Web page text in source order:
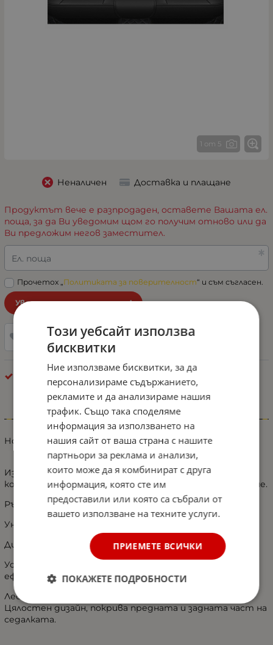
1 от 5
Неналичен Доставка и плащане
Продуктът вече е разпродаден, оставете Вашата ел.
поща, за да Ви уведомим щом го получим отново или да
Ви предложим негов заместител.
Ел. поща
Прочетох „Политиката за поверителност“ и съм съгласен.
Уведоми ме при наличност!
Добави в любими
Информация
Нова Луксозна тапицерия - пълен комплект
Изработени от висококачествена PU изкуствена
кожа с мека пяна, осигуряват удобно чувство за сядане.
Ръчно шитa.
Универсален дизайн, подходящ за всички автомобили.
Дизайн, съвместим с airbag - въздушни възглавници.
Устойчивост на износване, добър водоустойчив
ефект и силна огнезащитна способност.
Лесна инсталация.
Цялостен дизайн, покрива предната и задната част на
седалката.
Този уебсайт използва
бисквитки
Ние използваме бисквитки, за да
персонализираме съдържанието,
рекламите и да анализираме нашия
трафик. Също така споделяме
информация за използването на
нашия сайт от ваша страна с нашите
партньори за реклама и анализи,
които може да я комбинират с друга
информация, която сте им
предоставили или която са събрали от
вашето използване на техните услуги.
ПРИЕМЕТЕ ВСИЧКИ
ПОКАЖЕТЕ ПОДРОБНОСТИ